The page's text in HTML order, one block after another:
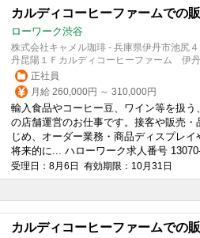
カルディコーヒーファームでの
ローワーク渋谷
株式会社キャメル珈琲 - 兵庫県伊丹市池尻
丹昆陽１Ｆカルディコーヒーファーム 伊
正社員
月給 260,000円 ～ 310,000円
輸入食品やコーヒー豆、ワイン等を扱う
の店舗運営のお仕事です。接客や販売・
じめ、オーダー業務・商品ディスプレ
将来的に... ハローワーク求人番号
受理日：8月6日 有効期限：10月31日
カルディコーヒーファームでの